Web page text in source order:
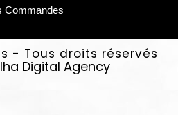
Commandes
- Tous droits réservés
Digital Agency